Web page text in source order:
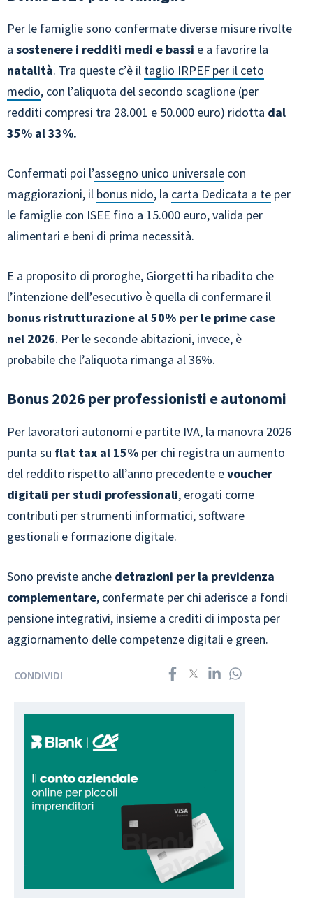
Per le famiglie sono confermate diverse misure rivolte
a sostenere i redditi medi e bassi e a favorire la
natalità. Tra queste c’è il taglio IRPEF per il ceto
medio, con l’aliquota del secondo scaglione (per
redditi compresi tra 28.001 e 50.000 euro) ridotta dal
35% al 33%.
Confermati poi l’assegno unico universale con
maggiorazioni, il bonus nido, la carta Dedicata a te per
le famiglie con ISEE fino a 15.000 euro, valida per
alimentari e beni di prima necessità.
E a proposito di proroghe, Giorgetti ha ribadito che
l’intenzione dell’esecutivo è quella di confermare il
bonus ristrutturazione al 50% per le prime case
nel 2026. Per le seconde abitazioni, invece, è
probabile che l’aliquota rimanga al 36%.
Bonus 2026 per professionisti e autonomi
Per lavoratori autonomi e partite IVA, la manovra 2026
punta su flat tax al 15% per chi registra un aumento
del reddito rispetto all’anno precedente evoucher
digitali per studi professionali, erogati come
contributi per strumenti informatici, software
gestionali e formazione digitale.
Sono previste anche detrazioni per la previdenza
complementare, confermate per chi aderisce a fondi
pensione integrativi, insieme a crediti di imposta per
aggiornamento delle competenze digitali e green.
CONDIVIDI